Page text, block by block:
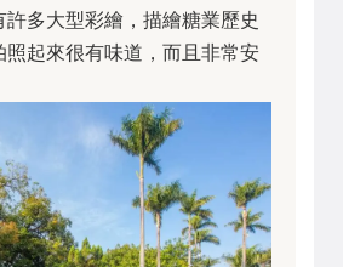
許多大型彩繪，描繪糖業歷史
照起來很有味道，而且非常安